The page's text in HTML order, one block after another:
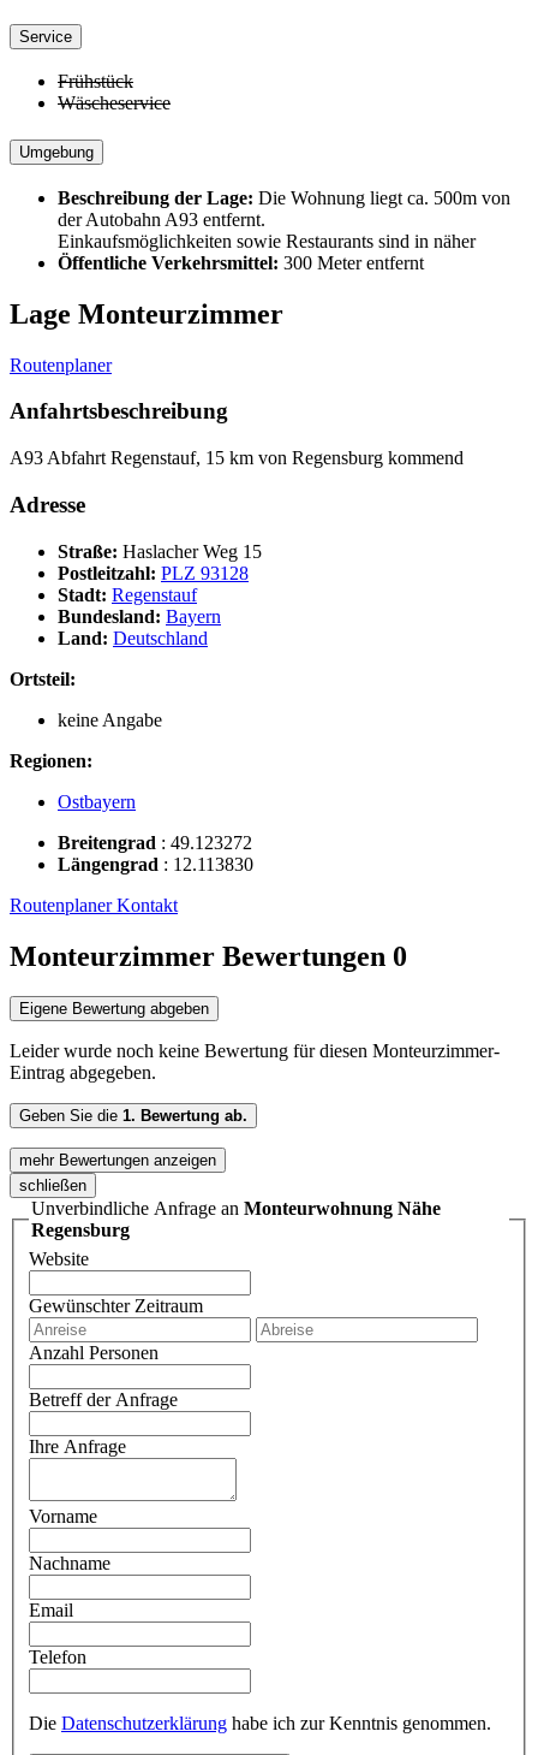
Service
Frühstück
Wäscheservice
Umgebung
Beschreibung der Lage: Die Wohnung liegt ca. 500m von
der Autobahn A93 entfernt.
Einkaufsmöglichkeiten sowie Restaurants sind in näher
Öffentliche Verkehrsmittel: 300 Meter entfernt
Lage Monteurzimmer
Routenplaner
Anfahrtsbeschreibung
A93 Abfahrt Regenstauf, 15 km von Regensburg kommend
Adresse
Straße: Haslacher Weg 15
Postleitzahl: PLZ 93128
Stadt: Regenstauf
Bundesland: Bayern
Land: Deutschland
Ortsteil:
keine Angabe
Regionen:
Ostbayern
Breitengrad : 49.123272
Längengrad : 12.113830
RoutenplanerKontakt
Monteurzimmer Bewertungen 0
Eigene Bewertung abgeben
Leider wurde noch keine Bewertung für diesen Monteurzimmer-
Eintrag abgegeben.
Geben Sie die 1. Bewertung ab.
mehr Bewertungen anzeigen
schließen
Unverbindliche Anfrage an Monteurwohnung Nähe
Regensburg
Website
Gewünschter Zeitraum
Anzahl Personen
Betreff der Anfrage
Ihre Anfrage
Vorname
Nachname
Email
Telefon
Die Datenschutzerklärung habe ich zur Kenntnis genommen.